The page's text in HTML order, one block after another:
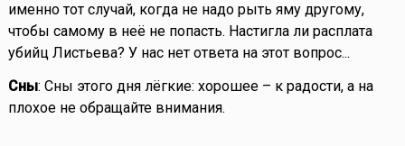
именно тот случай, когда не надо рыть яму другому,
чтобы самому в неё не попасть. Настигла ли расплата
убийц Листьева? У нас нет ответа на этот вопрос...
Сны: Сны этого дня лёгкие: хорошее – к радости, а на
плохое не обращайте внимания.